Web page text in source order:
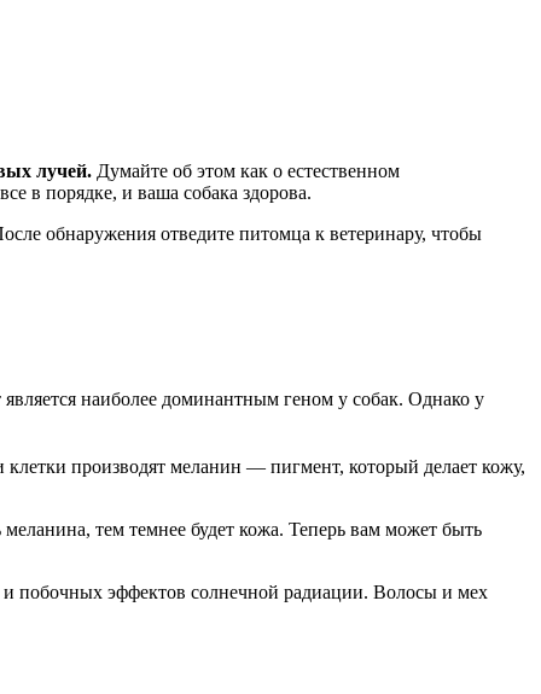
лучей. Думайте об этом как о естественном
в порядке, и ваша собака здорова.
обнаружения отведите питомца к ветеринару, чтобы
наиболее доминантным геном у собак. Однако у
производят меланин — пигмент, который делает кожу,
тем темнее будет кожа. Теперь вам может быть
побочных эффектов солнечной радиации. Волосы и мех